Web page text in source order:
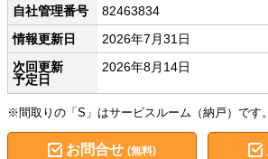
自社管理番号
82463834
情報更新日
2026年7月31日
次回更新
予定日
2026年8月14日
※間取りの「S」はサービスルーム（納戸）です。
お問合せ (無料)